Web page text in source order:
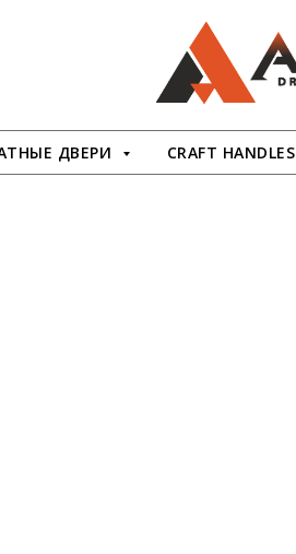
ДВЕРИ CRAFT HANDLES